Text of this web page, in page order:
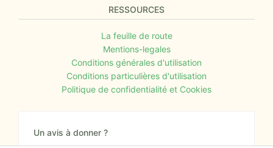
RESSOURCES
La feuille de route
Mentions-legales
Conditions générales d'utilisation
Conditions particulières d'utilisation
Politique de confidentialité et Cookies
Un avis à donner ?